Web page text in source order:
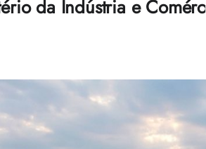
da Indústria e